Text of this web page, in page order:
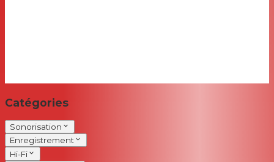
Catégories
Sonorisation
Enregistrement
Hi-Fi